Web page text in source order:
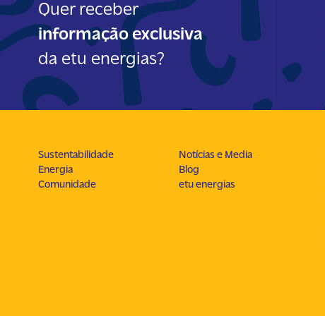
Quer receber
informação exclusiva
da etu energias?
Sustentabilidade
Energia
Comunidade
Notícias e Media
Blog
etu energias